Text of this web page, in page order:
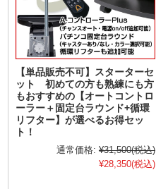
【単品販売不可】スターターセ
ット 初めての方も熟練にも方
もおすすめの【オートコントロ
ーラー＋固定台ラウンド+循環
リフター】が選べるお得セッ
ト！
通常価格: ¥31,500(税込)
¥28,350(税込)